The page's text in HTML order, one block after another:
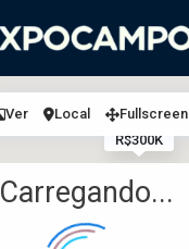
R$300K
Carregando...
Ver Local Fullscreen